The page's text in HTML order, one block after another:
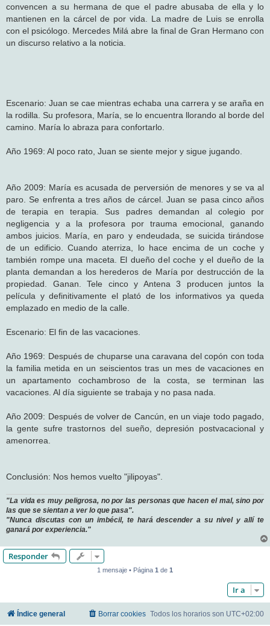
convencen a su hermana de que el padre abusaba de ella y lo
mantienen en la cárcel de por vida. La madre de Luis se enrolla
con el psicólogo. Mercedes Milá abre la final de Gran Hermano con
un discurso relativo a la noticia.
Escenario: Juan se cae mientras echaba una carrera y se araña en
la rodilla. Su profesora, María, se lo encuentra llorando al borde del
camino. María lo abraza para confortarlo.
Año 1969: Al poco rato, Juan se siente mejor y sigue jugando.
Año 2009: María es acusada de perversión de menores y se va al
paro. Se enfrenta a tres años de cárcel. Juan se pasa cinco años
de terapia en terapia. Sus padres demandan al colegio por
negligencia y a la profesora por trauma emocional, ganando
ambos juicios. María, en paro y endeudada, se suicida tirándose
de un edificio. Cuando aterriza, lo hace encima de un coche y
también rompe una maceta. El dueño del coche y el dueño de la
planta demandan a los herederos de María por destrucción de la
propiedad. Ganan. Tele cinco y Antena 3 producen juntos la
película y definitivamente el plató de los informativos ya queda
emplazado en medio de la calle.
Escenario: El fin de las vacaciones.
Año 1969: Después de chuparse una caravana del copón con toda
la familia metida en un seiscientos tras un mes de vacaciones en
un apartamento cochambroso de la costa, se terminan las
vacaciones. Al día siguiente se trabaja y no pasa nada.
Año 2009: Después de volver de Cancún, en un viaje todo pagado,
la gente sufre trastornos del sueño, depresión postvacacional y
amenorrea.
Conclusión: Nos hemos vuelto "jilipoyas".
"La vida es muy peligrosa, no por las personas que hacen el mal, sino por
las que se sientan a ver lo que pasa".
"Nunca discutas con un imbécil, te hará descender a su nivel y allí te
ganará por experiencia."
Responder
1 mensaje • Página 1 de 1
Ir a
Índice general Todos los horarios son UTC+02:00
Borrar cookies